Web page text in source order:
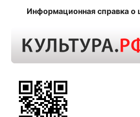
Информационная справка о